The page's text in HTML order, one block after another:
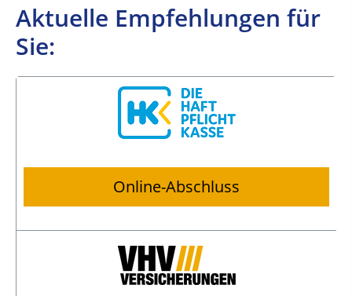
Aktuelle Empfehlungen für
Sie:
Online-Abschluss